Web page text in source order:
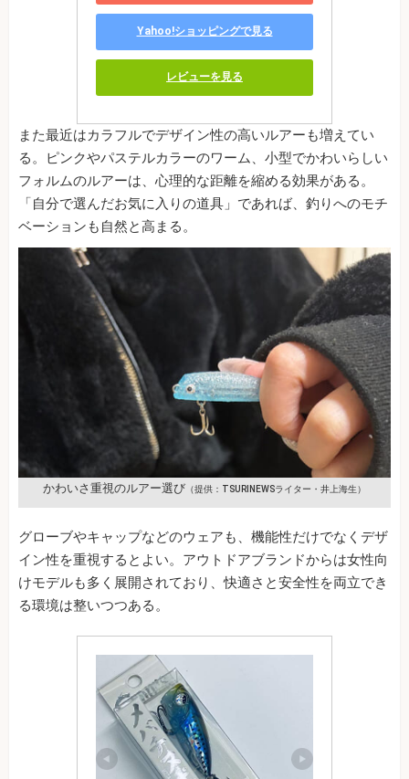
Yahoo!ショッピングで見る
レビューを見る
また最近はカラフルでデザイン性の高いルアーも増えてい
る。ピンクやパステルカラーのワーム、小型でかわいらしい
フォルムのルアーは、心理的な距離を縮める効果がある。
「自分で選んだお気に入りの道具」であれば、釣りへのモチ
ベーションも自然と高まる。
かわいさ重視のルアー選び （提供：TSURINEWSライター・井上海生）
グローブやキャップなどのウェアも、機能性だけでなくデザ
イン性を重視するとよい。アウトドアブランドからは女性向
けモデルも多く展開されており、快適さと安全性を両立でき
る環境は整いつつある。